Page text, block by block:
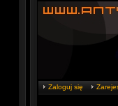
Zaloguj się